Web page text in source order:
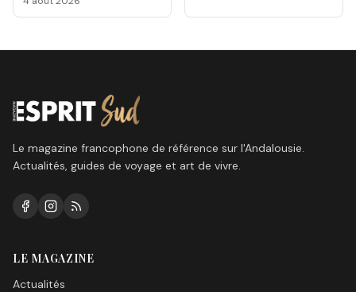
Le magazine francophone de référence sur l'Andalousie.
Actualités, guides de voyage et art de vivre.
LE MAGAZINE
Actualités